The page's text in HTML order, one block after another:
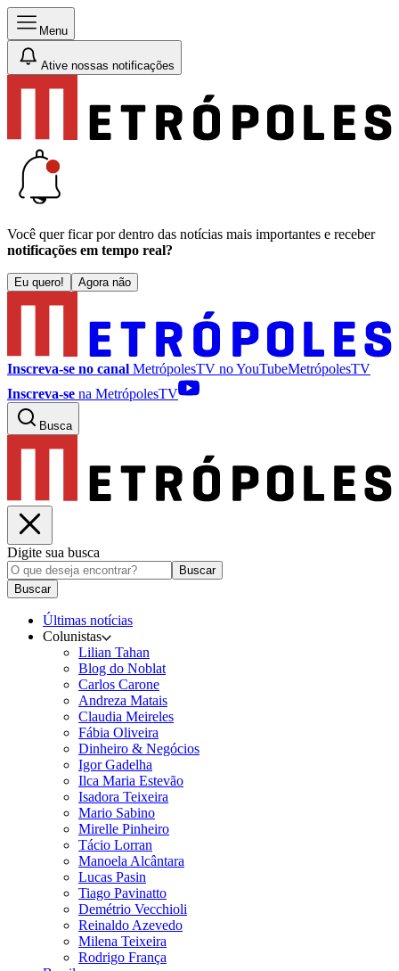
Menu
Ative nossas notificações
Você quer ficar por dentro das notícias mais importantes e receber
notificações em tempo real?
Eu quero! Agora não
Inscreva-se no canal MetrópolesTV noYouTubeMetrópolesTV
Inscreva-se na MetrópolesTV
Busca
Digite sua busca
Buscar
Buscar
Últimas notícias
Colunistas
Lilian Tahan
Blog do Noblat
Carlos Carone
Andreza Matais
Claudia Meireles
Fábia Oliveira
Dinheiro & Negócios
Igor Gadelha
Ilca Maria Estevão
Isadora Teixeira
Mario Sabino
Mirelle Pinheiro
Tácio Lorran
Manoela Alcântara
Lucas Pasin
Tiago Pavinatto
Demétrio Vecchioli
Reinaldo Azevedo
Milena Teixeira
Rodrigo França